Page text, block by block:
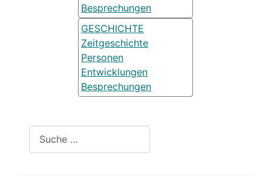
Besprechungen
GESCHICHTE
Zeitgeschichte
Personen
Entwicklungen
Besprechungen